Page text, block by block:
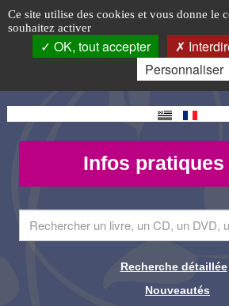
Panneau de gestion des cookies
Ce site utilise des cookies et vous donne le
souhaitez activer
OK, tout accepter
Personnaliser
Accéder
au
menu
principal
Accéder
au
contenu
Accéder
à
connexion
Espace
Audiovisuel
Page
Logo
top-
Changement
de langue
Mon
compte -
Infos
pratiques
Infos pratiques
Recherche
Recherche détaillée
Nouveautés